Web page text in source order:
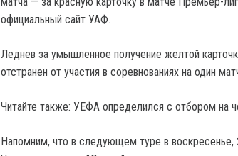
официальный сайт УАФ.
Леднев за умышленное получение желтой
отстранен от участия в соревнованиях на один
Читайте также: УЕФА определился с отбором на
Напомним, что в следующем туре в воскресенье,